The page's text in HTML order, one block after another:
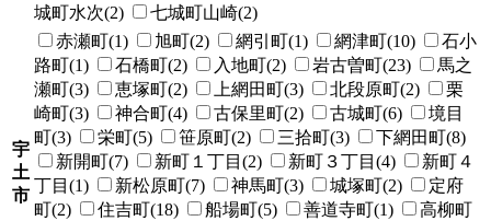
城町水次(2)
七城町山崎(2)
宇
土
市
赤瀬町(1) 旭町(2) 網引町(1) 網津町(10)
石小
路町(1)
石橋町(2) 入地町(2) 岩古曽町(23)
馬之
瀬町(3)
恵塚町(2) 上網田町(3) 北段原町(2)
栗
崎町(3)
神合町(4) 古保里町(2) 古城町(6)
境目
町(3)
栄町(5) 笹原町(2) 三拾町(3)
下網田町(8)
新開町(7)
新町１丁目(2) 新町３丁目(4)
新町４
丁目(1)
新松原町(7) 神馬町(3) 城塚町(2)
定府
町(2)
住吉町(18) 船場町(5) 善道寺町(1)
高柳町